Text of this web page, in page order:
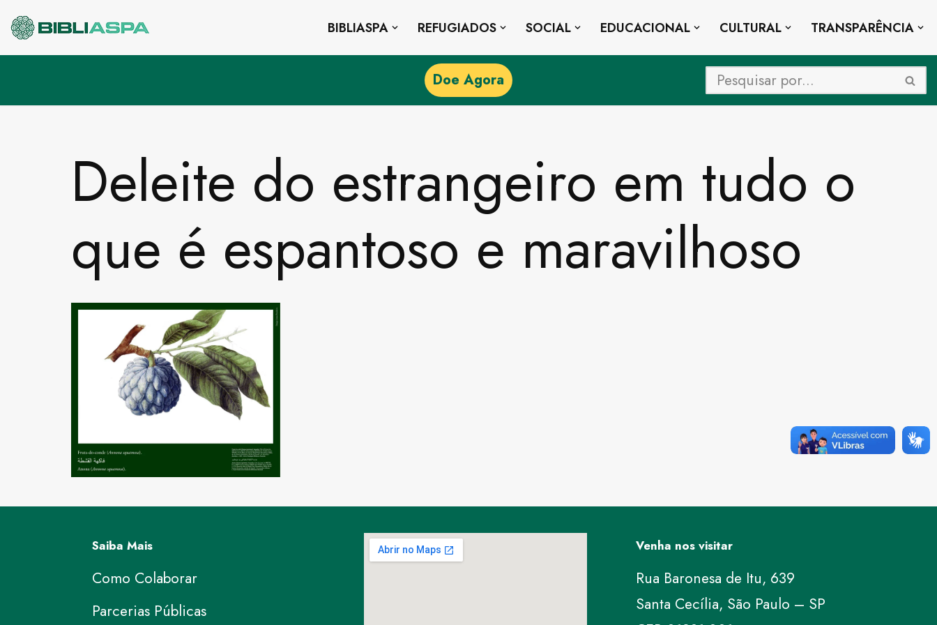
Pular
BIBLIASPA REFUGIADOS SOCIAL EDUCACIONAL CULTURAL TRANSPARÊNCIA
Doe Agora
Deleite do estrangeiro em tudo o
que é espantoso e maravilhoso
Saiba Mais
Como Colaborar
Parcerias Públicas
Venha nos visitar
Rua Baronesa de Itu, 639
Santa Cecília, São Paulo – SP